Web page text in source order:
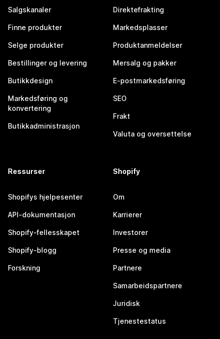
Salgskanaler
Finne produkter
Selge produkter
Bestillinger og levering
Butikkdesign
Markedsføring og
konvertering
Butikkadministrasjon
Direktefrakting
Markedsplasser
Produktanmeldelser
Mersalg og pakker
E-postmarkedsføring
SEO
Frakt
Valuta og oversettelse
Ressurser
Shopifys hjelpesenter
API-dokumentasjon
Shopify-fellesskapet
Shopify-blogg
Forskning
Shopify
Om
Karrierer
Investorer
Presse og media
Partnere
Samarbeidspartnere
Juridisk
Tjenestestatus